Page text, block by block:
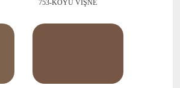
753-KOYU VİŞNE